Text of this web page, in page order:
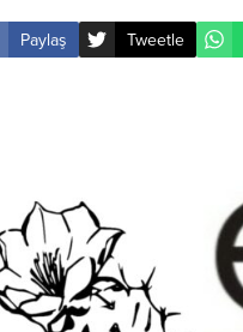
Paylaş Tweetle